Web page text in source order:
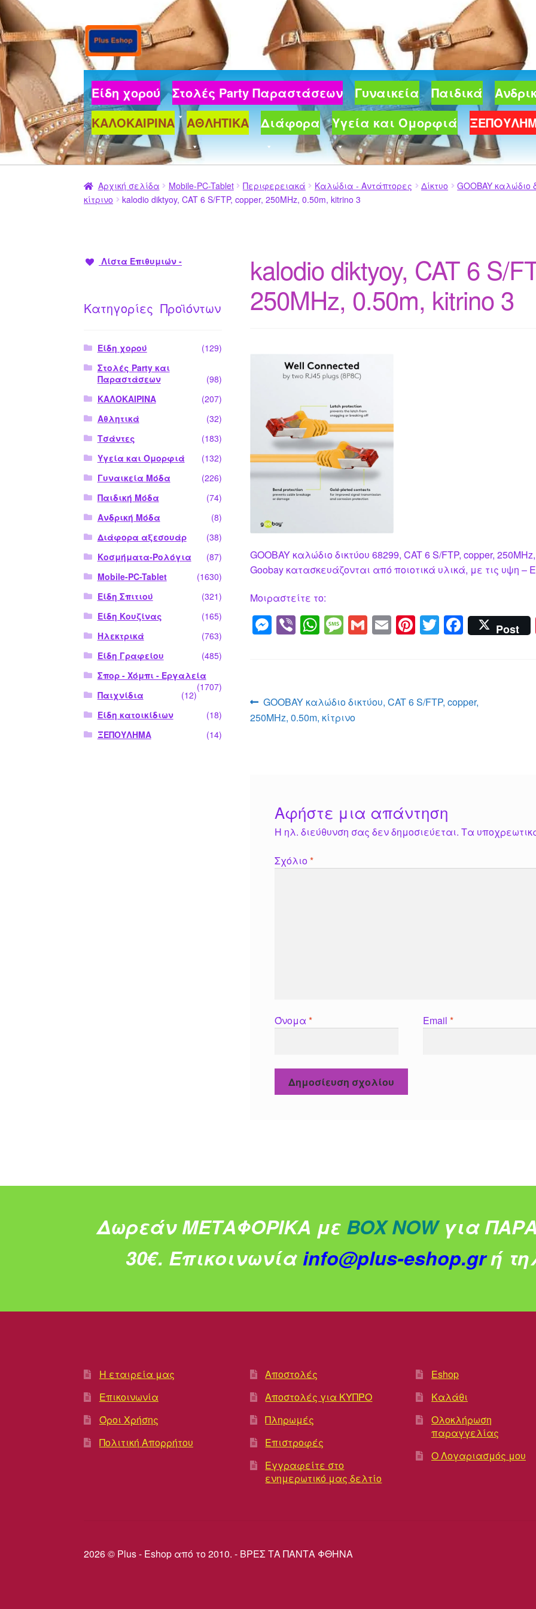
Απευθείας
μετάβαση
στην
πλοήγηση
Μετάβαση
σε
περιεχόμενο
Είδη χορού Στολές Party Παραστάσεων Γυναικεία Παιδικά
ΚΑΛΟΚΑΙΡΙΝΑ
ΑΘΛΗΤΙΚΑ Διάφορα Υγεία και Ομορφιά
Αρχική σελίδα Mobile-PC-Tablet Περιφερειακά Καλώδια - Αντάπτορες Δίκτυο
GOOBAY καλώδιο
κίτρινο
kalodio diktyoy, CAT 6 S/FTP, copper, 250MHz, 0.50m, kitrino 3
kalodio diktyoy, CAT 6 S/
250MHz, 0.50m, kitrino 3
GOOBAY καλώδιο δικτύου 68299, CAT 6 S/FTP, copper,
Goobay κατασκευάζονται από ποιοτικά υλικά, με τις υψη –
Μοιραστείτε το:
M
e
n
g
Vi
b
W
h
A
p
M
e
g
e
G
m
E
m
Pi
nt
st
T
wi
F
a
b
Post
Πλοήγηση
άρθρων
Προηγούμενο
άρθρο:
GOOBAY καλώδιο δικτύου, CAT 6 S/FTP, copper,
250MHz, 0.50m, κίτρινο
Αφήστε μια απάντηση
Η ηλ. διεύθυνση σας δεν δημοσιεύεται. Τα
Σχόλιο*
Όνομα* Email*
Λίστα Επιθυμιών -
Κατηγορίες Προϊόντων
Είδη χορού
(129)
Στολές Party και
Παραστάσεων
(98)
ΚΑΛΟΚΑΙΡΙΝΑ
(207)
Αθλητικά
(32)
Τσάντες
(183)
Υγεία και Ομορφιά
(132)
Γυναικεία Μόδα
(226)
Παιδική Μόδα
(74)
Ανδρική Μόδα
(8)
Διάφορα αξεσουάρ
(38)
Κοσμήματα-Ρολόγια
(87)
Mobile-PC-Tablet
(1630)
Είδη Σπιτιού
(321)
Είδη Κουζίνας
(165)
Ηλεκτρικά
(763)
Είδη Γραφείου
(485)
Σπορ - Χόμπι - Εργαλεία
(1707)
Παιχνίδια
(12)
Είδη κατοικίδιων
(18)
ΞΕΠΟΥΛΗΜΑ
(14)
Δωρεάν ΜΕΤΑΦΟΡΙΚΑ με BOX NOW για
30€. Επικοινωνία info@plus-eshop.grή
Η εταιρεία μας
Επικοινωνία
Όροι Χρήσης
Πολιτική Απορρήτου
Αποστολές
Αποστολές για ΚΥΠΡΟ
Πληρωμές
Επιστροφές
Εγγραφείτε στο
ενημερωτικό μας δελτίο
Eshop
Καλάθι
Ολοκλήρωση
παραγγελίας
Ο Λογαριασμός μου
2026 © Plus - Eshop από το 2010. - ΒΡΕΣ ΤΑ ΠΑΝΤΑ ΦΘΗΝΑ